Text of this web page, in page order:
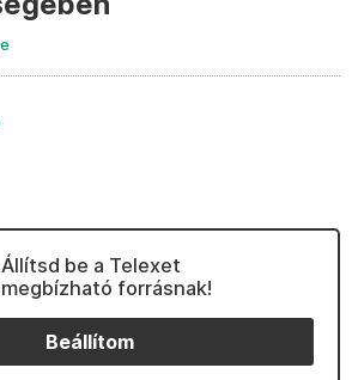
Állítsd be a Telexet
megbízható forrásnak!
Beállítom